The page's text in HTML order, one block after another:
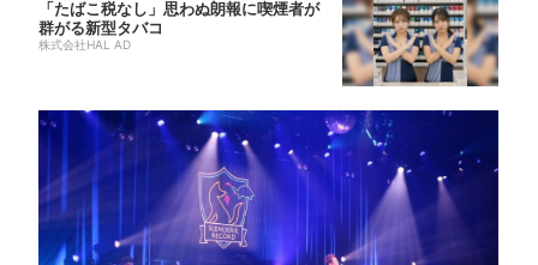
「たばこ税なし」思わぬ朗報に喫煙者が
群がる新型タバコ
株式会社HAL AD